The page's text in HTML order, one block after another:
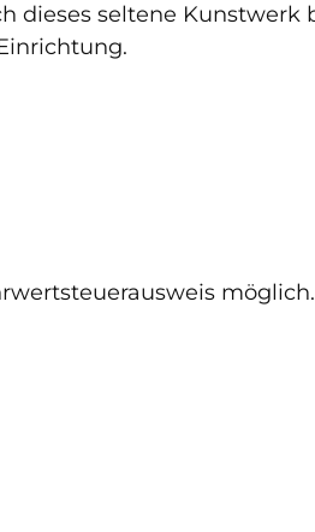
dieses seltene
möglich.